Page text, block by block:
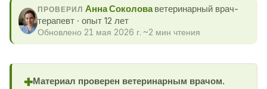
ПРОВЕРИЛ Анна Соколоваветеринарный врач-
терапевт · опыт 12 лет
Обновлено 21 мая 2026 г. ~2 мин чтения
✚Материал проверен ветеринарным врачом.